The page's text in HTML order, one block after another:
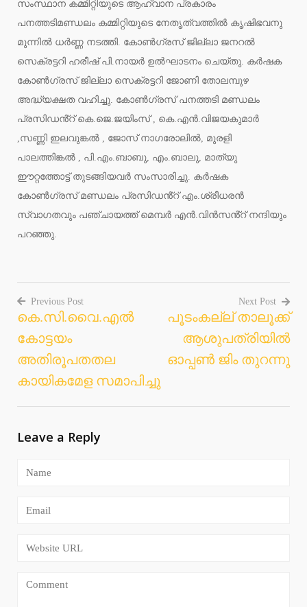
സംസ്ഥാന കമ്മിറ്റിയുടെ ആഹ്വാന പ്രകാരം
പനത്തടിമണ്ഡലം കമ്മിറ്റിയുടെ നേതൃത്വത്തിൽ കൃഷിഭവനു
മുന്നിൽ ധർണ്ണ നടത്തി. കോൺഗ്രസ് ജില്ലാ ജനറൽ
സെക്രട്ടറി ഹരീഷ് പി.നായർ ഉൽഘാടനം ചെയ്തു. കർഷക
കോൺഗ്രസ് ജില്ലാ സെക്രട്ടറി ജോണി തോലമ്പുഴ
അദ്ധ്യക്ഷത വഹിച്ചു. കോൺഗ്രസ് പനത്തടി മണ്ഡലം
പ്രസിഡൻ്റ് കെ.ജെ.ജയിംസ് , കെ.എൻ.വിജയകുമാർ
,സണ്ണി ഇലവുങ്കൽ , ജോസ് നാഗരോലിൽ, മുരളി
പാലത്തിങ്കൽ , പി.എം.ബാബു, എം.ബാലു, മാത്യു
ഈറ്റത്തോട്ട് തുടങ്ങിയവർ സംസാരിച്ചു. കർഷക
കോൺഗ്രസ് മണ്ഡലം പ്രസിഡൻ്റ് എം.ശ്രീധരൻ
സ്വാഗതവും പഞ്ചായത്ത് മെമ്പർ എൻ.വിൻസൻ്റ് നന്ദിയും
പറഞ്ഞു.
Post
navigation
Previous Post
കെ.സി.വൈ.എൽ
കോട്ടയം
അതിരൂപതതല
കായികമേള സമാപിച്ചു
Next Post
പൂടംകല്ല് താലൂക്ക്
ആശുപത്രിയിൽ
ഓപ്പൺ ജിം തുറന്നു
Leave a Reply